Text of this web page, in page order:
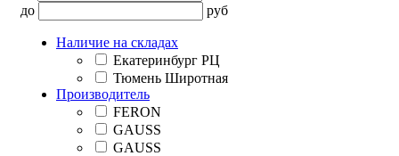
до
руб
Наличие на складах
Екатеринбург РЦ
Тюмень Широтная
Производитель
FERON
GAUSS
GAUSS